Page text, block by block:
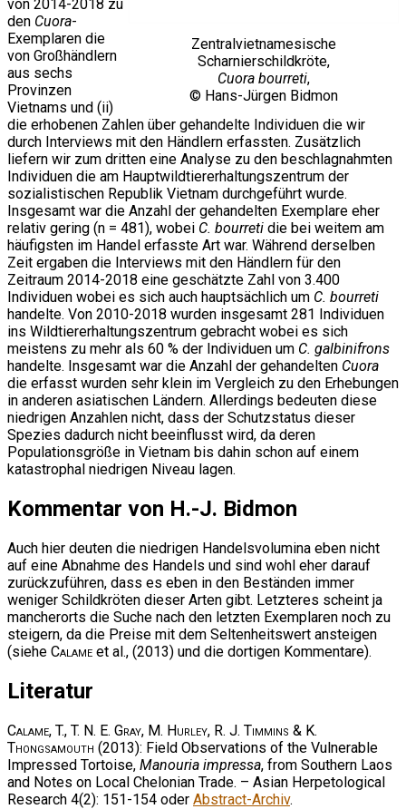
Zentralvietnamesische
Scharnierschildkröte,
Cuora bourreti,
© Hans-Jürgen Bidmon
von 2014-2018 zu
den Cuora-
Exemplaren die
von Großhändlern
aus sechs
Provinzen
Vietnams und (ii)
die erhobenen Zahlen über gehandelte Individuen die wir
durch Interviews mit den Händlern erfassten. Zusätzlich
liefern wir zum dritten eine Analyse zu den beschlagnahmten
Individuen die am Hauptwildtiererhaltungszentrum der
sozialistischen Republik Vietnam durchgeführt wurde.
Insgesamt war die Anzahl der gehandelten Exemplare eher
relativ gering (n = 481), wobei C. bourreti die bei weitem am
häufigsten im Handel erfasste Art war. Während derselben
Zeit ergaben die Interviews mit den Händlern für den
Zeitraum 2014-2018 eine geschätzte Zahl von 3.400
Individuen wobei es sich auch hauptsächlich um C. bourreti
handelte. Von 2010-2018 wurden insgesamt 281 Individuen
ins Wildtiererhaltungszentrum gebracht wobei es sich
meistens zu mehr als 60 % der Individuen um C. galbinifrons
handelte. Insgesamt war die Anzahl der gehandelten Cuora
die erfasst wurden sehr klein im Vergleich zu den Erhebungen
in anderen asiatischen Ländern. Allerdings bedeuten diese
niedrigen Anzahlen nicht, dass der Schutzstatus dieser
Spezies dadurch nicht beeinflusst wird, da deren
Populationsgröße in Vietnam bis dahin schon auf einem
katastrophal niedrigen Niveau lagen.
Kommentar von H.-J. Bidmon
Auch hier deuten die niedrigen Handelsvolumina eben nicht
auf eine Abnahme des Handels und sind wohl eher darauf
zurückzuführen, dass es eben in den Beständen immer
weniger Schildkröten dieser Arten gibt. Letzteres scheint ja
mancherorts die Suche nach den letzten Exemplaren noch zu
steigern, da die Preise mit dem Seltenheitswert ansteigen
(siehe Calame et al., (2013) und die dortigen Kommentare).
Literatur
Calame, T., T. N. E. Gray, M. Hurley, R. J. Timmins & K.
Thongsamouth (2013): Field Observations of the Vulnerable
Impressed Tortoise, Manouria impressa, from Southern Laos
and Notes on Local Chelonian Trade. – Asian Herpetological
Research 4(2): 151-154 oder Abstract-Archiv.